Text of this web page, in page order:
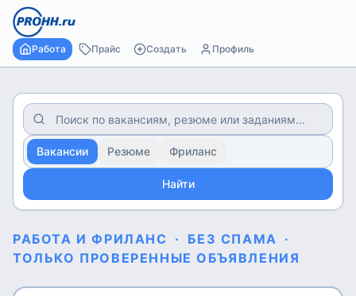
Работа Прайс Создать Профиль
Вакансии Резюме Фриланс
Найти
РАБОТА И ФРИЛАНС · БЕЗ СПАМА ·
ТОЛЬКО ПРОВЕРЕННЫЕ ОБЪЯВЛЕНИЯ